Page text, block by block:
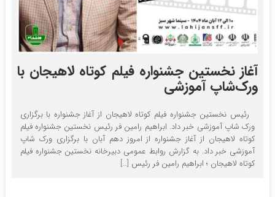
آغاز نخستین جشنواره فیلم کوتاه لاهیجان با
ورک‌شاپ آموزشی
رئیس نخستین جشنواره فیلم کوتاه لاهیجان از آغاز جشنواره با برگزاری
ورک شاپ آموزشی خبر داد. ابراهیم رامین فر رئیس نخستین جشنواره فیلم
کوتاه لاهیجان از آغاز جشنواره از امروز دهم آبان با برگزاری ورک شاپ
آموزشی خبر داد. به گزارش روابط عمومی دبیرخانه نخستین جشنواره فیلم
کوتاه لاهیجان ؛ ابراهیم رامین فر رئیس […]